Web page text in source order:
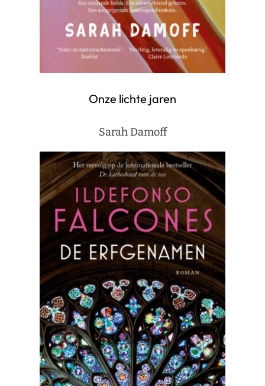
Onze lichte jaren
Sarah Damoff